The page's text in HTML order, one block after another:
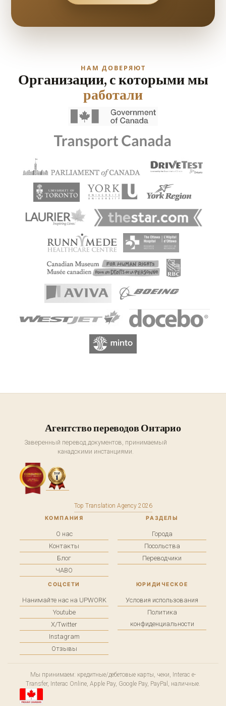
НАМ ДОВЕРЯЮТ
Организации, с которыми мы
работали
Агентство переводов Онтарио
Заверенный перевод документов, принимаемый
канадскими инстанциями.
Top Translation Agency 2026
КОМПАНИЯ
О нас
Контакты
Блог
ЧАВО
РАЗДЕЛЫ
Города
Посольства
Переводчики
СОЦСЕТИ
Нанимайте нас на UPWORK
Youtube
X/Twitter
Instagram
Отзывы
ЮРИДИЧЕСКОЕ
Условия использования
Политика
конфиденциальности
Мы принимаем: кредитные/дебетовые карты, чеки, Interac e-
Transfer, Interac Online, Apple Pay, Google Pay, PayPal, наличные.